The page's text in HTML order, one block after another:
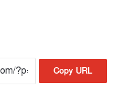
Copy URL